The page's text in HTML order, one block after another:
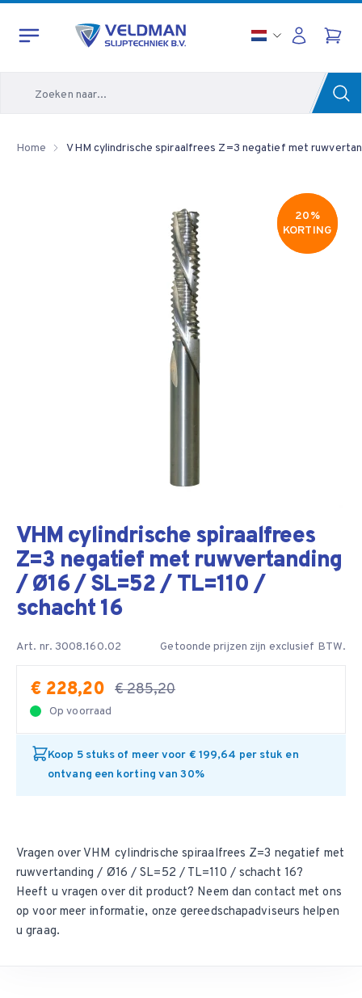
Home VHM cylindrische spiraalfrees Z=3 negatief met
20%
KORTING
20%
KORTING
VHM cylindrische spiraalfrees
Z=3 negatief met ruwvertanding
/ Ø16 / SL=52 / TL=110 /
schacht 16
Art. nr. 3008.160.02 Getoonde prijzen zijn exclusief BTW.
€ 228,20 € 285,20
Op voorraad
Koop 5 stuks of meer voor € 199,64 per stuk en
ontvang een korting van 30%
Vragen over VHM cylindrische spiraalfrees Z=3 negatief met
ruwvertanding / Ø16 / SL=52 / TL=110 / schacht 16?
Heeft u vragen over dit product? Neem dancontact met ons
op voor meer informatie, onze gereedschapadviseurs helpen
u graag.